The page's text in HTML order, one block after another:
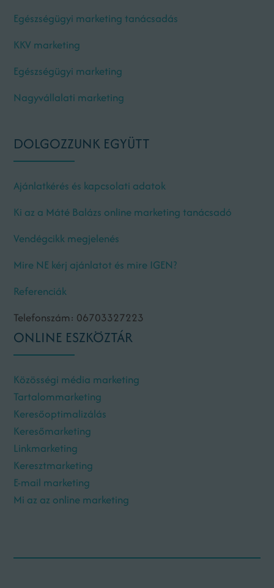
Egészségügyi marketing tanácsadás
KKV marketing
Egészségügyi marketing
Nagyvállalati marketing
DOLGOZZUNK EGYÜTT
Ajánlatkérés és kapcsolati adatok
Ki az a Máté Balázs online marketing tanácsadó
Vendégcikk megjelenés
Mire NE kérj ajánlatot és mire IGEN?
Referenciák
Telefonszám: 06703327223
ONLINE ESZKÖZTÁR
Közösségi média marketing
Tartalommarketing
Keresőoptimalizálás
Keresőmarketing
Linkmarketing
Keresztmarketing
E-mail marketing
Mi az az online marketing